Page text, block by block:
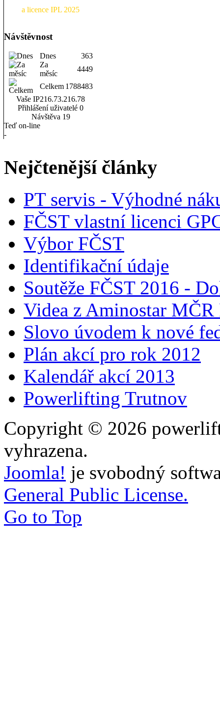
a licence IPL 2025
Návštěvnost
Dnes
363
Za
měsíc
4449
Celkem 1788483
Vaše IP216.73.216.78
Přihlášení uživatelé 0
Návštěva 19
Teď on-line
-
Nejčtenější články
PT servis - Výhodné
FČST vlastní licenci
Výbor FČST
Identifikační údaje
Soutěže FČST 2016 -
Videa z Aminostar MČR
Slovo úvodem k nové
Plán akcí pro rok 2012
Kalendář akcí 2013
Powerlifting Trutnov
Copyright © 2026
vyhrazena.
Joomla! je svobodný
General Public License.
Go to Top